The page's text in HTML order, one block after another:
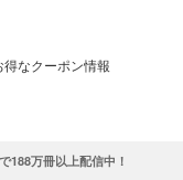
なクーポン情報
188万冊以上配信中！